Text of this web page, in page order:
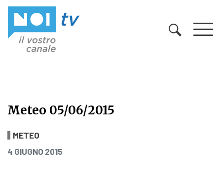
Meteo 05/06/2015
Meteo 05/06/2015
METEO
PUBBLICATO IL
4 GIUGNO 2015